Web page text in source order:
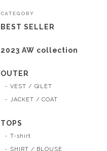
CATEGORY
BEST SELLER
2023 AW collection
OUTER
VEST / GILET
JACKET / COAT
TOPS
T-shirt
SHIRT / BLOUSE